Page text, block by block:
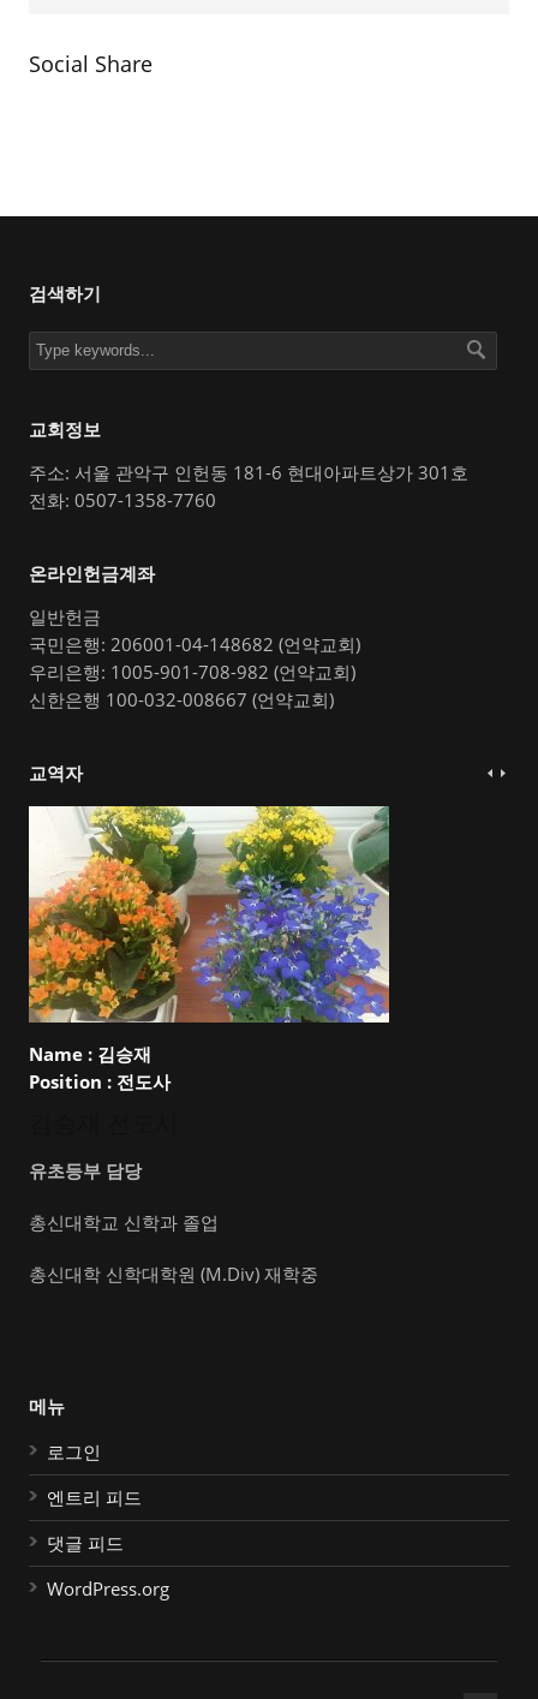
Social Share
검색하기
교회정보
주소: 서울 관악구 인헌동 181-6 현대아파트상가 301호
전화: 0507-1358-7760
온라인헌금계좌
일반헌금
국민은행: 206001-04-148682 (언약교회)
우리은행: 1005-901-708-982 (언약교회)
신한은행 100-032-008667 (언약교회)
교역자
Name : 김승재
Position : 전도사
유초등부 담당
총신대학교 신학과 졸업
총신대학 신학대학원 (M.Div) 재학중
메뉴
로그인
엔트리 피드
댓글 피드
WordPress.org